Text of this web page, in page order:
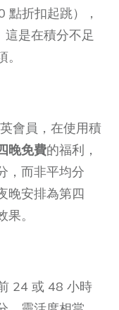
折扣起跳），
是在積分不足
會員，在使用積
晚免費的福利，
，而非平均分
晚安排為第四
。
24 或 48 小時